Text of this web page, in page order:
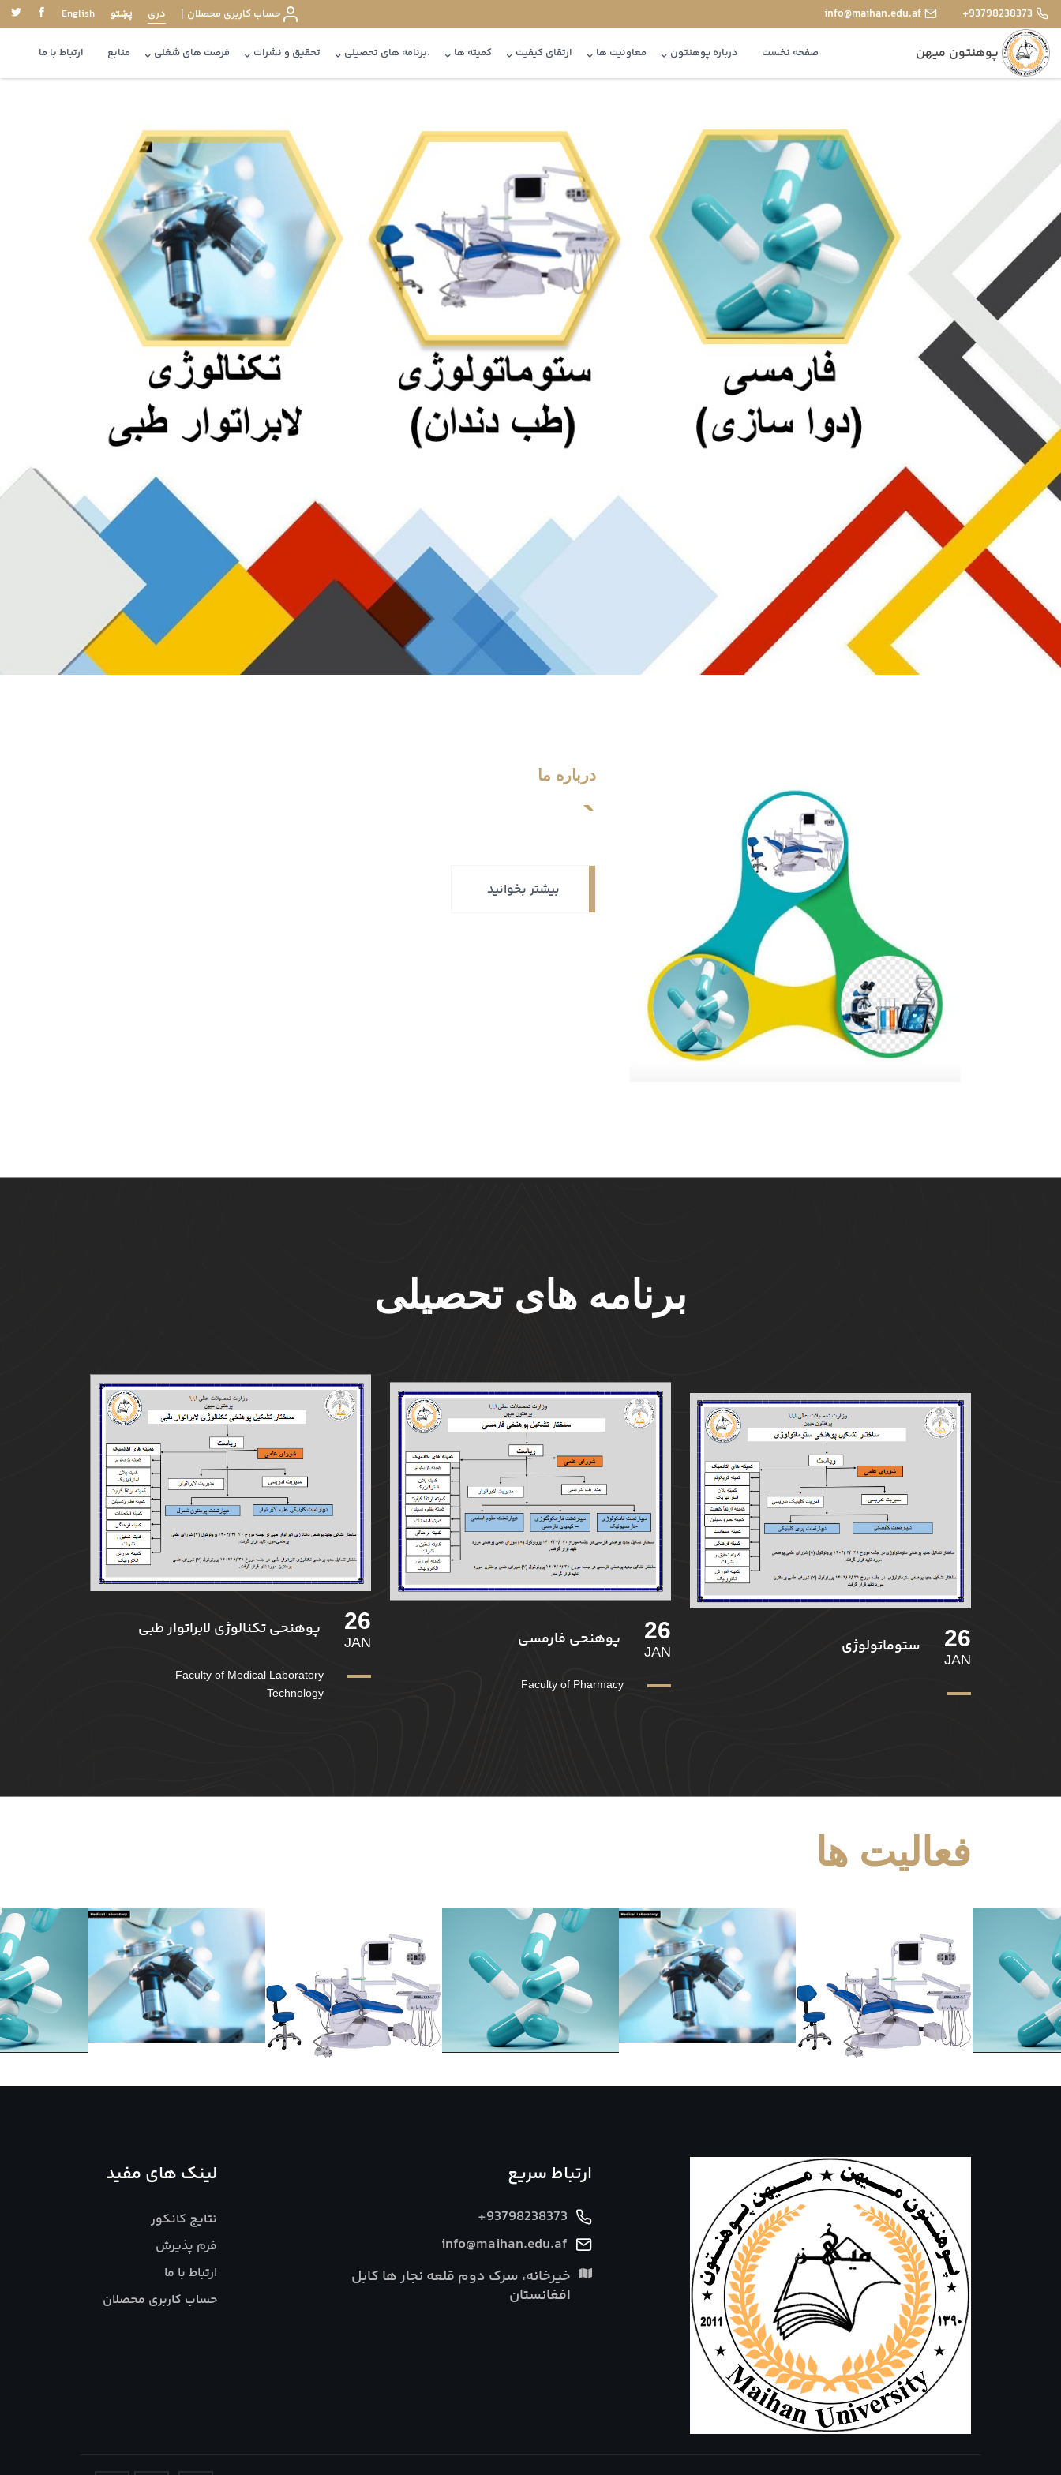
+93798238373
info@maihan.edu.af حساب کاربری محصلان | دری پښتو English
پوهنتون میهن صفحه نخست درباره پوهنتون معاونیت ها ارتقای کیفیت کمیته ها .برنامه های تحصیلی تحقیق و نشرات فرصت های شغلی منابع ارتباط با ما
درباره ما
`
بیشتر بخوانید
برنامه های تحصیلی
26
JAN
ستوماتولوژی
26
JAN
پوهنحی فارمسی
Faculty of Pharmacy
26
JAN
پوهنحی تکنالوژی لابراتوار طبی
Faculty of Medical Laboratory
Technology
فعالیت ها
ارتباط سریع
+93798238373
info@maihan.edu.af
خیرخانه، سرک دوم قلعه نجار ها کابل
افغانستان
لینک های مفید
نتایج کانکور
فرم پذیرش
ارتباط با ما
حساب کاربری محصلان